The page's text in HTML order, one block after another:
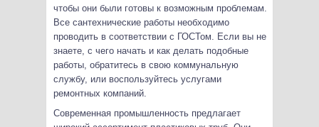
чтобы они были готовы к возможным проблемам.
Все сантехнические работы необходимо
проводить в соответствии с ГОСТом. Если вы не
знаете, с чего начать и как делать подобные
работы, обратитесь в свою коммунальную
службу, или воспользуйтесь услугами
ремонтных компаний.
Современная промышленность предлагает